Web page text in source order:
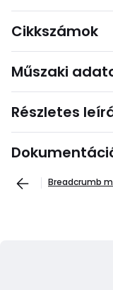
Cikkszámok
Műszaki
Részletes
Breadcrumb